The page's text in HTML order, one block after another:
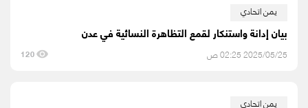
يمن اتحادي
بيان إدانة واستنكار لقمع التظاهرة النسائية في عدن
2025/05/25 02:25 ص 120
يمن اتحادي